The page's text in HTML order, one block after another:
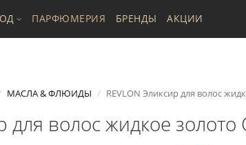
ПАРФЮМЕРИЯ БРЕНДЫ АКЦИИ
МАСЛА & ФЛЮИДЫ REVLON Эликсир для волос
для волос жидкое